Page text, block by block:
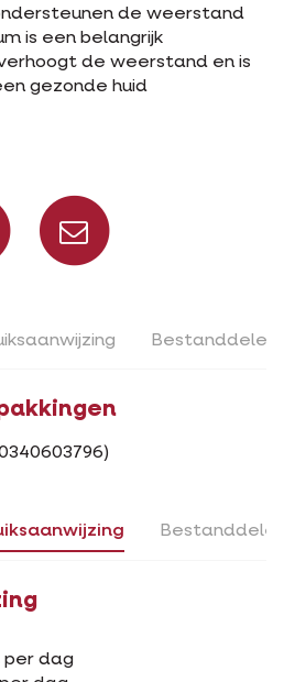
de weerstand
is een belangrijk
de weerstand en is
gezonde huid
op Facebook
Deel via
Bestanddelen
per dag